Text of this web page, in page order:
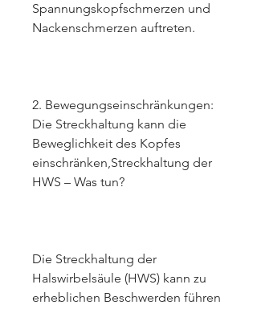
Spannungskopfschmerzen und
Nackenschmerzen auftreten.
2. Bewegungseinschränkungen:
Die Streckhaltung kann die
Beweglichkeit des Kopfes
einschränken,Streckhaltung der
HWS – Was tun?
Die Streckhaltung der
Halswirbelsäule (HWS) kann zu
erheblichen Beschwerden führen